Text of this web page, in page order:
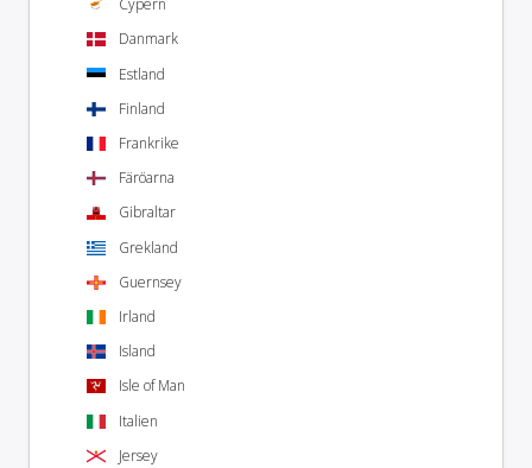
Cypern
Danmark
Estland
Finland
Frankrike
Färöarna
Gibraltar
Grekland
Guernsey
Irland
Island
Isle of Man
Italien
Jersey